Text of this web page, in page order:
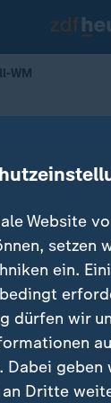
WM
und
Website
setzen
ein.
dürfen wir
geben
Dritte